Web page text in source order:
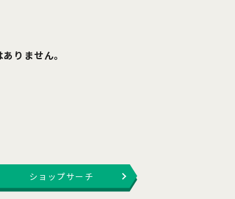
りません。
ショップサーチ